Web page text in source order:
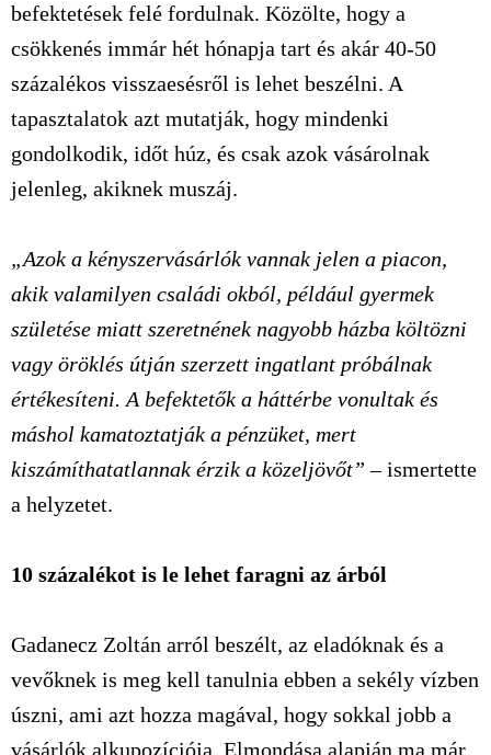
befektetések felé fordulnak. Közölte, hogy a
csökkenés immár hét hónapja tart és akár 40-50
százalékos visszaesésről is lehet beszélni. A
tapasztalatok azt mutatják, hogy mindenki
gondolkodik, időt húz, és csak azok vásárolnak
jelenleg, akiknek muszáj.
„Azok a kényszervásárlók vannak jelen a piacon,
akik valamilyen családi okból, például gyermek
születése miatt szeretnének nagyobb házba költözni
vagy öröklés útján szerzett ingatlant próbálnak
értékesíteni. A befektetők a háttérbe vonultak és
máshol kamatoztatják a pénzüket, mert
kiszámíthatatlannak érzik a közeljövőt” – ismertette
a helyzetet.
10 százalékot is le lehet faragni az árból
Gadanecz Zoltán arról beszélt, az eladóknak és a
vevőknek is meg kell tanulnia ebben a sekély vízben
úszni, ami azt hozza magával, hogy sokkal jobb a
vásárlók alkupozíciója. Elmondása alapján ma már